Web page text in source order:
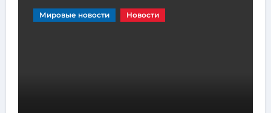
Мировые новости Новости